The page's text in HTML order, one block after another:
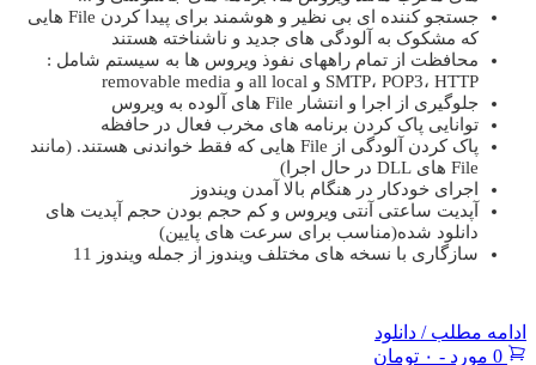
جستجو کننده ای بی نظیر و هوشمند برای پیدا کردن File هایی
که مشکوک به آلودگی های جدید و ناشناخته هستند
محافظت از تمام راههای نفوذ ویروس ها به سیستم شامل :
SMTP، POP3، HTTP و all local و removable media
جلوگیری از اجرا و انتشار File های آلوده به ویروس
توانایی پاک کردن برنامه های مخرب فعال در حافظه
پاک کردن آلودگی از File هایی که فقط خواندنی هستند. (مانند
File های DLL در حال اجرا)
اجرای خودکار در هنگام بالا آمدن ویندوز
آپدیت ساعتی آنتی ویروس و کم حجم بودن حجم آپدیت های
دانلود شده(مناسب برای سرعت های پایین)
سازگاری با نسخه های مختلف ویندوز از جمله ویندوز 11
ادامه مطلب / دانلود
0 مورد
- ۰ تومان